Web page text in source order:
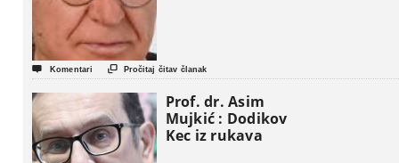
 Komentari  Pročitaj čitav članak
Prof. dr. Asim
Mujkić : Dodikov
Kec iz rukava